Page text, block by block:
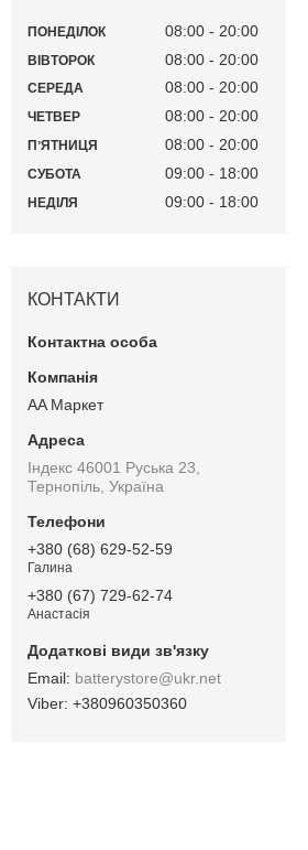
ПОНЕДІЛОК 08:00 20:00
ВІВТОРОК 08:00 20:00
СЕРЕДА 08:00 20:00
ЧЕТВЕР 08:00 20:00
ПʼЯТНИЦЯ 08:00 20:00
СУБОТА 09:00 18:00
НЕДІЛЯ 09:00 18:00
КОНТАКТИ
AA Маркет
Індекс 46001 Руська 23,
Тернопіль, Україна
+380 (68) 629-52-59
Галина
+380 (67) 729-62-74
Анастасія
batterystore@ukr.net
+380960350360